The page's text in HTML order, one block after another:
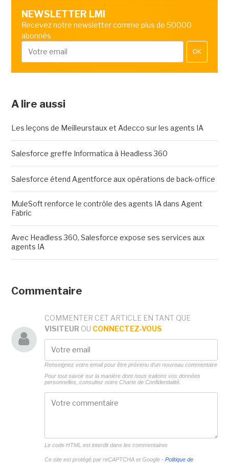
NEWSLETTER LMI
Recevez notre newsletter comme plus de 50000
abonnés
OK
A lire aussi
Les leçons de Meilleurstaux et Adecco sur les agents IA
Salesforce greffe Informatica à Headless 360
Salesforce étend Agentforce aux opérations de back-office
MuleSoft renforce le contrôle des agents IA dans Agent
Fabric
Avec Headless 360, Salesforce expose ses services aux
agents IA
Commentaire
COMMENTER CET ARTICLE EN TANT QUE
VISITEUR OU CONNECTEZ-VOUS
Renseignez votre email pour être prévenu d'un nouveau commentaire
Pour tout savoir sur la manière dont nous traitons vos données
personnelles, consultez notre Charte de Confidentialité.
Le code HTML est interdit dans les commentaires
Ce site est protégé par reCAPTCHA et Google - Politique de